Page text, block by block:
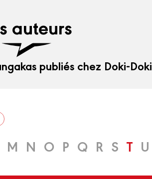
auteurs
publiés chez Doki-Doki
M N O P Q R S T U